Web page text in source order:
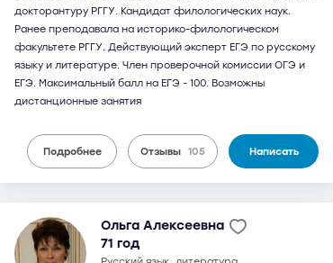
докторантуру РГГУ. Кандидат филологических наук.
Ранее преподавала на историко-филологическом
факультете РГГУ. Действующий эксперт ЕГЭ по русскому
языку и литературе. Член проверочной комиссии ОГЭ и
ЕГЭ. Максимальный балл на ЕГЭ - 100. Возможны
дистанционные занятия
Подробнее Отзывы 105 Написать
Ольга Алексеевна
71 год